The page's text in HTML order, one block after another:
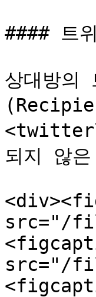
#### 트
상대방의
되지 않
src="/
src="/